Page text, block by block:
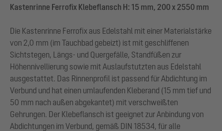
Kastenrinne Ferrofix Klebeflansch H: 15 mm, 200 x 2550 mm
Die Kastenrinne Ferrofix aus Edelstahl mit einer Materialstärke
von 2,0 mm (im Tauchbad gebeizt) ist mit geschliffenen
Sichtstegen, Längs- und Quergefälle, Standfüßen zur
Höhennivellierung sowie mit Auslaufstutzten aus Edelstahl
ausgestattet. Das Rinnenprofil ist passend für Abdichtung im
Verbund und hat einen umlaufenden Kleberand (15 mm tief und
50 mm nach außen abgekantet) mit verschweißten
Gehrungen. Der Klebeflansch ist geeignet zur Anbindung von
Abdichtungen im Verbund, gemäß DIN 18534, für alle